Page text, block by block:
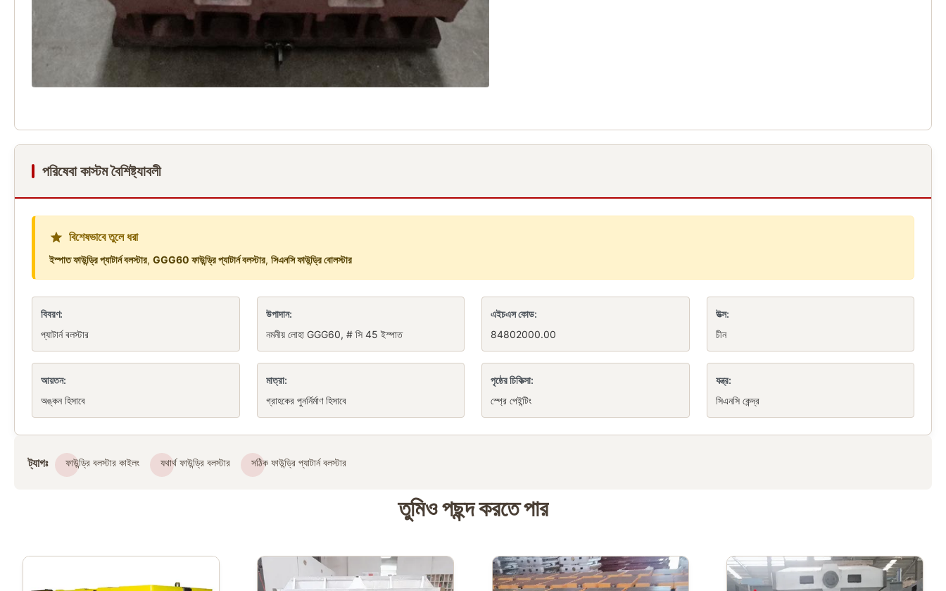
পরিষেবা কাস্টম বৈশিষ্ট্যাবলী
বিশেষভাবে তুলে ধরা
ইস্পাত ফাউন্ড্রি প্যাটার্ন বলস্টার, GGG60 ফাউন্ড্রি প্যাটার্ন বলস্টার, সিএনসি ফাউন্ড্রি বোলস্টার
বিবরণ:
প্যাটার্ন বলস্টার
উপাদান:
নমনীয় লোহা GGG60, # সি 45 ইস্পাত
এইচএস কোড:
84802000.00
উত্স:
চীন
আয়তন:
অঙ্কন হিসাবে
মাত্রা:
গ্রাহকের পুনর্নির্মাণ হিসাবে
পৃষ্ঠের চিকিত্সা:
স্প্রে পেইন্টিং
যন্ত্র:
সিএনসি কেন্দ্র
ট্যাগঃ ফাউন্ড্রি বলস্টার কাইলং যথার্থ ফাউন্ড্রি বলস্টার সঠিক ফাউন্ড্রি প্যাটার্ন বলস্টার
তুমিও পছন্দ করতে পার